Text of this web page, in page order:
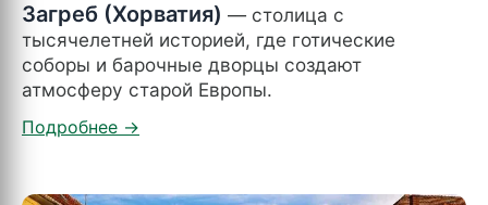
Загреб (Хорватия) — столица с
тысячелетней историей, где готические
соборы и барочные дворцы создают
атмосферу старой Европы.